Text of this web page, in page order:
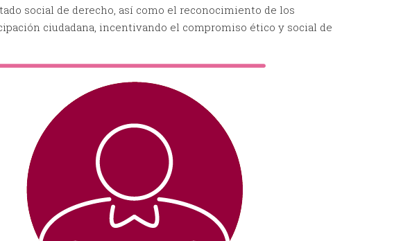
social de derecho, así como el reconocimiento de los
ciudadana, incentivando el compromiso ético y social de